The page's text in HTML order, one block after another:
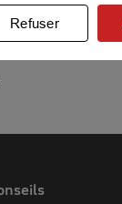
Refuser